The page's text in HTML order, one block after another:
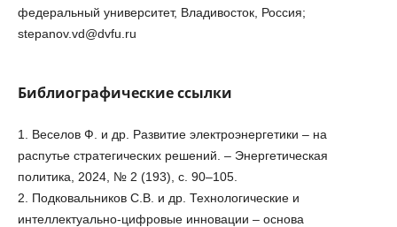
федеральный университет, Владивосток, Россия;
stepanov.vd@dvfu.ru
Библиографические ссылки
1. Веселов Ф. и др. Развитие электроэнергетики – на
распутье стратегических решений. – Энергетическая
политика, 2024, № 2 (193), с. 90–105.
2. Подковальников С.В. и др. Технологические и
интеллектуально-цифровые инновации – основа